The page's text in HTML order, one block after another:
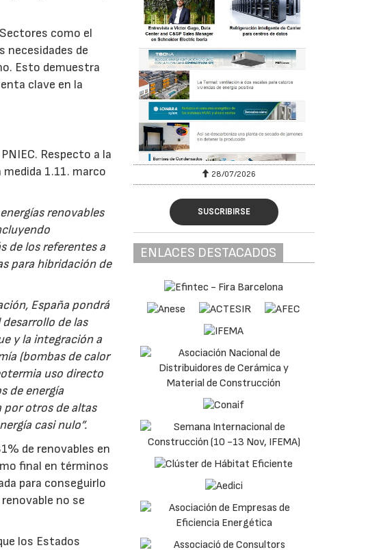
como el
de
Esto demuestra
clave en la
Respecto a la
1.11. marco
renovables
de los referentes a
para hibridación de
España pondrá
de las
y la integración a
(bombas de calor
uso directo
de energía
por otros de altas
casi nulo”.
de renovables en
final en términos
para conseguirlo
no se
los Estados
30/07/2026 28/07/2026
SUSCRIBIRSE
ENLACES DESTACADOS